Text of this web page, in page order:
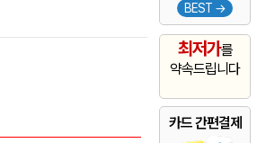
BEST →
최저가를
약속드립니다
카드 간편결제